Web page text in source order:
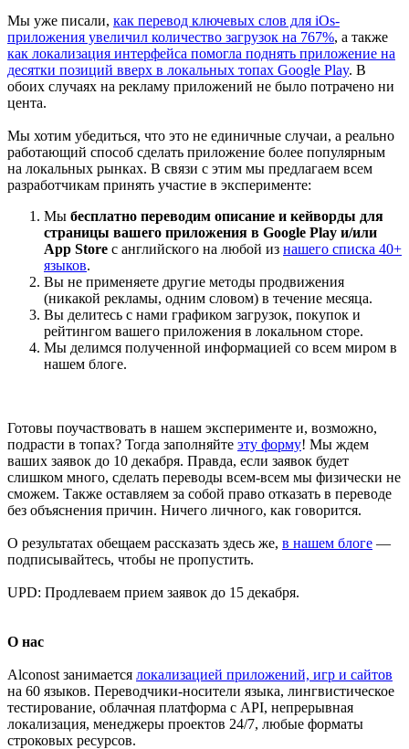
Мы уже писали, как перевод ключевых слов для iOs-
приложения увеличил количество загрузок на 767%, а также
как локализация интерфейса помогла поднять приложение на
десятки позиций вверх в локальных топах Google Play. В
обоих случаях на рекламу приложений не было потрачено ни
цента.
Мы хотим убедиться, что это не единичные случаи, а реально
работающий способ сделать приложение более популярным
на локальных рынках. В связи с этим мы предлагаем всем
разработчикам принять участие в эксперименте:
Мы бесплатно переводим описание и кейворды для
страницы вашего приложения в Google Play и/или
App Store с английского на любой из нашего списка 40+
языков.
Вы не применяете другие методы продвижения
(никакой рекламы, одним словом) в течение месяца.
Вы делитесь с нами графиком загрузок, покупок и
рейтингом вашего приложения в локальном сторе.
Мы делимся полученной информацией со всем миром в
нашем блоге.
Готовы поучаствовать в нашем эксперименте и, возможно,
подрасти в топах? Тогда заполняйте эту форму! Мы ждем
ваших заявок до 10 декабря. Правда, если заявок будет
слишком много, сделать переводы всем-всем мы физически не
сможем. Также оставляем за собой право отказать в переводе
без объяснения причин. Ничего личного, как говорится.
О результатах обещаем рассказать здесь же, в нашем блоге —
подписывайтесь, чтобы не пропустить.
UPD: Продлеваем прием заявок до 15 декабря.
О нас
Alconost занимается локализацией приложений, игр и сайтов
на 60 языков. Переводчики-носители языка, лингвистическое
тестирование, облачная платформа с API, непрерывная
локализация, менеджеры проектов 24/7, любые форматы
строковых ресурсов.